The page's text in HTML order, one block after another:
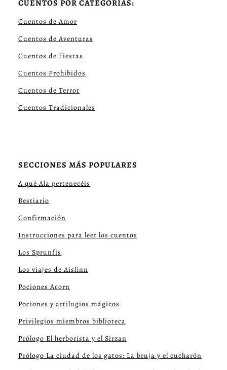
CUENTOS POR CATEGORÍAS:
Cuentos de Amor
Cuentos de Aventuras
Cuentos de Fiestas
Cuentos Prohibidos
Cuentos de Terror
Cuentos Tradicionales
SECCIONES MÁS POPULARES
A qué Ala pertenecéis
Bestiario
Confirmación
Instrucciones para leer los cuentos
Los Sprunfis
Los viajes de Aislinn
Pociones Acorn
Pociones y artilugios mágicos
Privilegios miembros biblioteca
Prólogo El herborista y el Sirzan
Prólogo La ciudad de los gatos: La bruja y el cucharón